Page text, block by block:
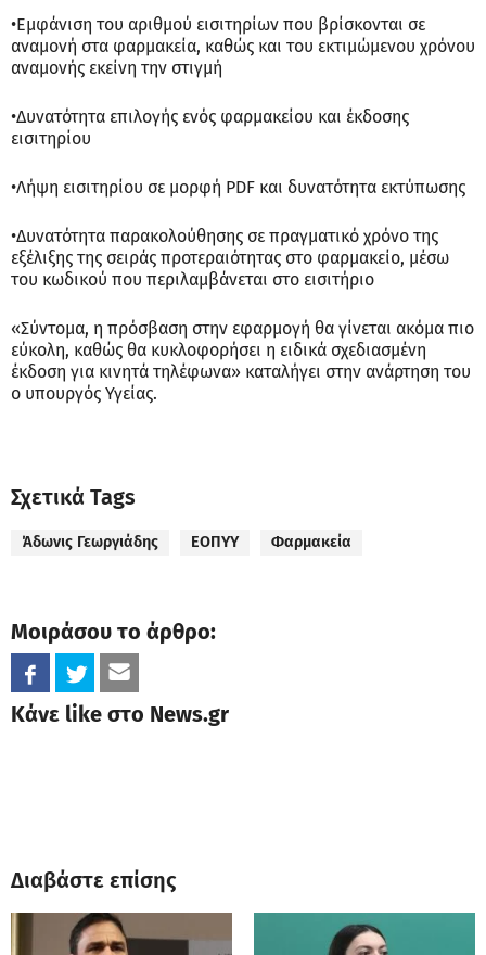
•Εμφάνιση του αριθμού εισιτηρίων που βρίσκονται σε
αναμονή στα φαρμακεία, καθώς και του εκτιμώμενου χρόνου
αναμονής εκείνη την στιγμή
•Δυνατότητα επιλογής ενός φαρμακείου και έκδοσης
εισιτηρίου
•Λήψη εισιτηρίου σε μορφή PDF και δυνατότητα εκτύπωσης
•Δυνατότητα παρακολούθησης σε πραγματικό χρόνο της
εξέλιξης της σειράς προτεραιότητας στο φαρμακείο, μέσω
του κωδικού που περιλαμβάνεται στο εισιτήριο
«Σύντομα, η πρόσβαση στην εφαρμογή θα γίνεται ακόμα πιο
εύκολη, καθώς θα κυκλοφορήσει η ειδικά σχεδιασμένη
έκδοση για κινητά τηλέφωνα» καταλήγει στην ανάρτηση του
ο υπουργός Υγείας.
Σχετικά Tags
Άδωνις Γεωργιάδης ΕΟΠΥΥ Φαρμακεία
Μοιράσου το άρθρο:
Κάνε like στο News.gr
Διαβάστε επίσης